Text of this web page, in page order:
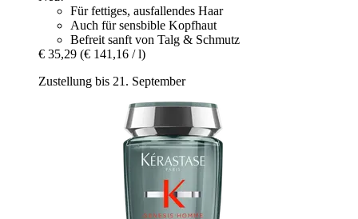
Für fettiges, ausfallendes Haar
Auch für sensbible Kopfhaut
Befreit sanft von Talg & Schmutz
€ 35,29 (€ 141,16 / l)
Zustellung bis 21. September